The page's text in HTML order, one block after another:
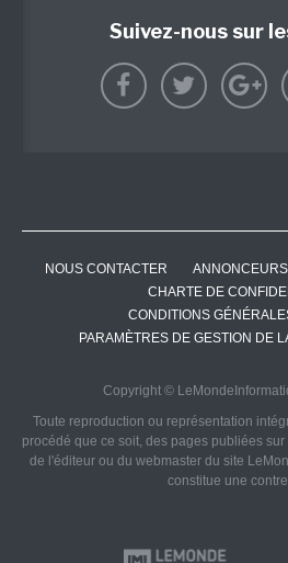
Suivez-nous sur
NOUS CONTACTER ANNONCEURS
CHARTE DE
CONDITIONS
PARAMÈTRES DE GESTION DE
Copyright ©
Toute reproduction ou représentation
procédé que ce soit, des pages publiées
de l'éditeur ou du webmaster du site
constitue une